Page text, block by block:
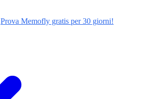
Prova Memofly gratis per 30 giorni!